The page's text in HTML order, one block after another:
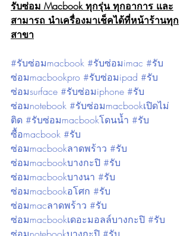
รับซ่อม Macbook ทุกรุ่น ทุกอาการ และ
สามารถ นำเครื่องมาเช็คได้ที่หน้าร้านทุก
สาขา
#รับซ่อมmacbook #รับซ่อมimac #รับ
ซ่อมmacbookpro #รับซ่อมipad #รับ
ซ่อมsurface #รับซ่อมiphone #รับ
ซ่อมnotebook #รับซ่อมmacbookเปิดไม่
ติด #รับซ่อมmacbookโดนน้ำ #รับ
ซื้อmacbook #รับ
ซ่อมmacbookลาดพร้าว #รับ
ซ่อมmacbookบางกะปิ #รับ
ซ่อมmacbookบางนา #รับ
ซ่อมmacbookอโศก #รับ
ซ่อมmacลาดพร้าว #รับ
ซ่อมmacbookเดอะมอลล์บางกะปิ #รับ